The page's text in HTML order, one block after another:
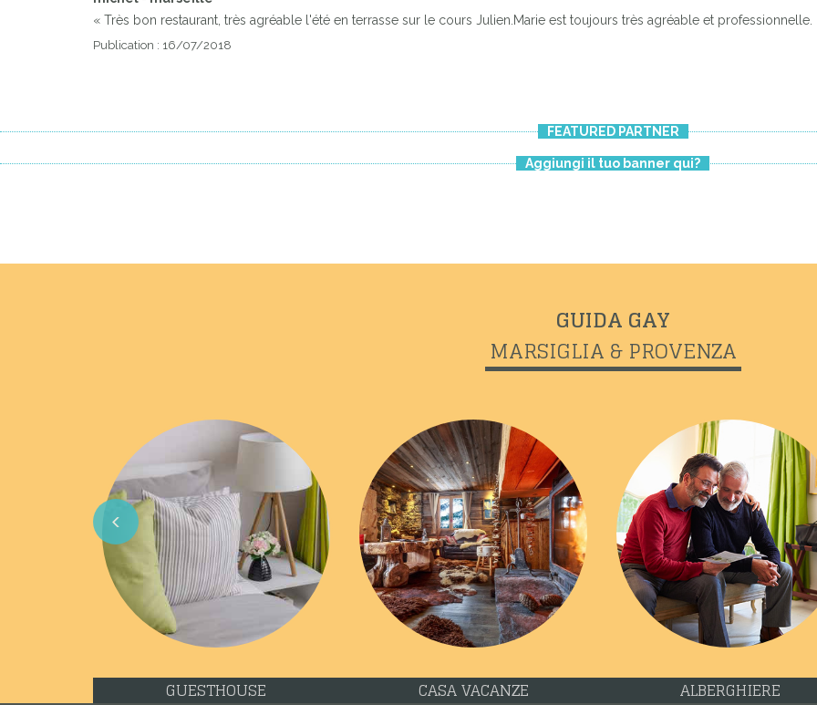
« Très bon restaurant, très agréable l'été en terrasse sur le cours Julien.Marie est toujours très agréable et professionnelle.
Publication : 16/07/2018
FEATURED PARTNER
Aggiungi il tuo banner qui?
GUIDA GAY
MARSIGLIA & PROVENZA
Previous
GUESTHOUSE CASA VACANZE ALBERGHIERE